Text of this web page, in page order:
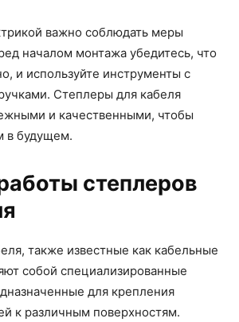
важно соблюдать меры
началом монтажа убедитесь, что
и используйте инструменты с
Степлеры для кабеля
и качественными, чтобы
в будущем.
степлеров
также известные как кабельные
собой специализированные
для крепления
к различным поверхностям.